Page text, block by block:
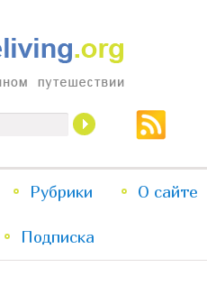
Перейти
к
Перейти
к
Рубрики О сайте
Подписка